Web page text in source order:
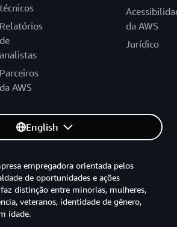
técnicos
Relatórios
de
analistas
Parceiros
da AWS
da AWS
Jurídico
English
empregadora orientada pelos
de oportunidades e ações
distinção entre minorias, mulheres,
veteranos, identidade de gênero,
idade.